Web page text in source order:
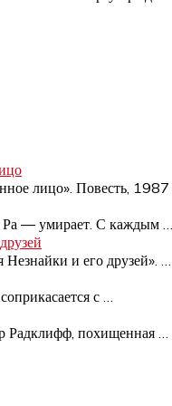
лицо». Повесть, 1987
Ра — умирает. С каждым
и его друзей».
с
Радклифф, похищенная